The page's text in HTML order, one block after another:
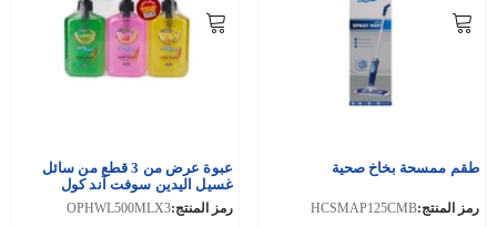
طقم ممسحة بخاخ صحية
رمز المنتج:HCSMAP125CMB
عبوة عرض من 3 قطع من سائل
غسيل اليدين سوفت آند كول
رمز المنتج:OPHWL500MLX3